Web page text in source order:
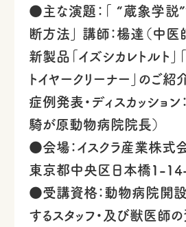
●主な演題：「 “蔵象学説
断方法」 講師：楊達（中医
新製品「イズシカレトルト」
トイヤークリーナー」のご紹
症例発表・ディスカッショ
騎が原動物病院院長）
●会場：イスクラ産業株式
東京都中央区日本橋1-
●受講資格：動物病院開設
するスタッフ・及び獣医師